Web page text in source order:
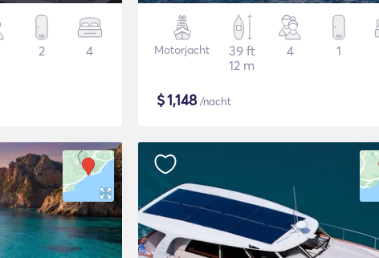
2 4 Motorjacht
39 ft
12 m
4 1
$1,148/nacht